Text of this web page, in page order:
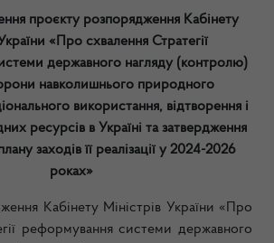
проєкту розпорядження Кабінету
«Про схвалення Стратегії
державного нагляду (контролю)
навколишнього природного
використання, відтворення і
ресурсів в Україні та затвердження
заходів її реалізації у 2024-2026
роках»
Кабінету Міністрів України «Про
реформування системи державного